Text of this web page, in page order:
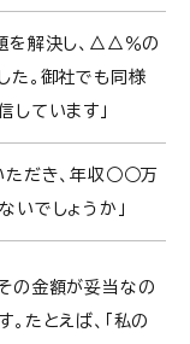
を解決し、△△％の
た。御社でも同様
しています」
ただき、年収○○万
いでしょうか」
の金額が妥当なの
たとえば、「私の